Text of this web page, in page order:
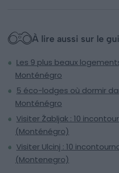
À lire aussi sur le
Les 9 plus beaux
Monténégro
5 éco-lodges où dormir
Monténégro
Visiter Žabljak : 10
(Monténégro)
Visiter Ulcinj : 10
(Montenegro)